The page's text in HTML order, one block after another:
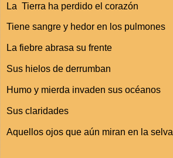
La Tierra ha perdido el corazón
Tiene sangre y hedor en los pulmones
La fiebre abrasa su frente
Sus hielos de derrumban
Humo y mierda invaden sus océanos
Sus claridades
Aquellos ojos que aún miran en la selva